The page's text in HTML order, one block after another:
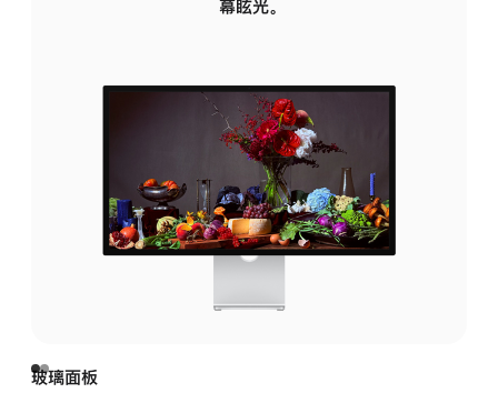
幕眩光。
玻璃面板